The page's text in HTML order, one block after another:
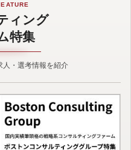
ィング
特集
人・選考情報を紹介